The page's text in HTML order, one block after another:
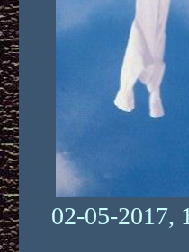
02-05-2017,